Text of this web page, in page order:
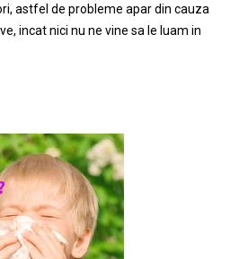
astfel de probleme apar din cauza
incat nici nu ne vine sa le luam in